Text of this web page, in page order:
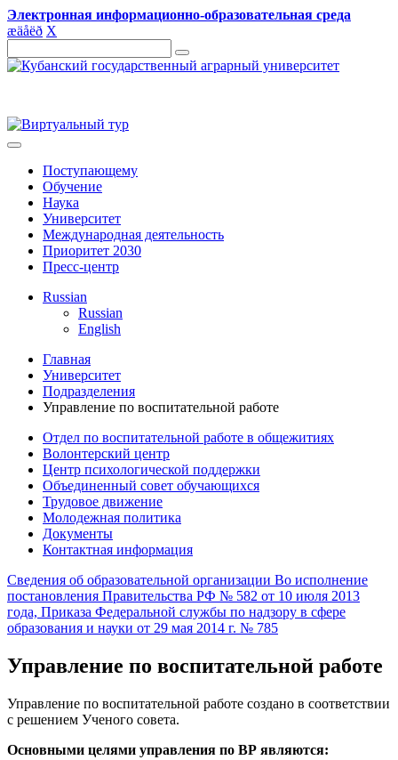
Электронная информационно-образовательная среда
æäåëð X
Поступающему
Обучение
Наука
Университет
Международная деятельность
Приоритет 2030
Пресс-центр
Russian
Russian
English
Главная
Университет
Подразделения
Управление по воспитательной работе
Отдел по воспитательной работе в общежитиях
Волонтерский центр
Центр психологической поддержки
Объединенный совет обучающихся
Трудовое движение
Молодежная политика
Документы
Контактная информация
Сведения об образовательной организации Во исполнение
постановления Правительства РФ № 582 от 10 июля 2013
года, Приказа Федеральной службы по надзору в сфере
образования и науки от 29 мая 2014 г. № 785
Управление по воспитательной работе
Управление по воспитательной работе создано в соответствии
с решением Ученого совета.
Основными целями управления по ВР являются: